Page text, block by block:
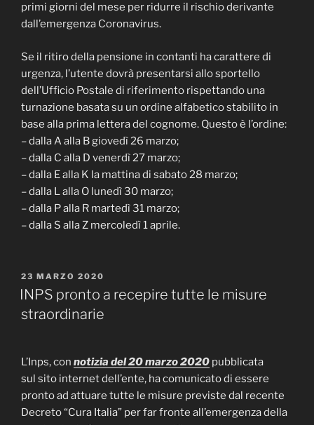
primi giorni del mese per ridurre il rischio derivante
dall’emergenza Coronavirus.
Se il ritiro della pensione in contanti ha carattere di
urgenza, l’utente dovrà presentarsi allo sportello
dell’Ufficio Postale di riferimento rispettando una
turnazione basata su un ordine alfabetico stabilito in
base alla prima lettera del cognome. Questo è l’ordine:
– dalla A alla B giovedì 26 marzo;
– dalla C alla D venerdì 27 marzo;
– dalla E alla K la mattina di sabato 28 marzo;
– dalla L alla O lunedì 30 marzo;
– dalla P alla R martedì 31 marzo;
– dalla S alla Z mercoledì 1 aprile.
PUBBLICATO
IL
23 MARZO 2020
INPS pronto a recepire tutte le misure
straordinarie
L’Inps, con notizia del 20 marzo 2020 pubblicata
sul sito internet dell’ente, ha comunicato di essere
pronto ad attuare tutte le misure previste dal recente
Decreto “Cura Italia” per far fronte all’emergenza della